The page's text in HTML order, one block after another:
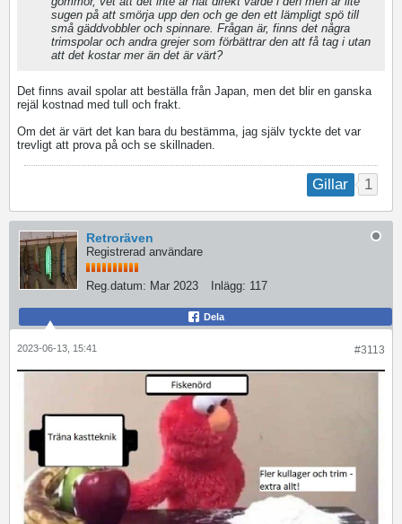
sugen på att smörja upp den och ge den ett lämpligt spö till
små gäddvobbler och spinnare. Frågan är, finns det några
trimspolar och andra grejer som förbättrar den att få tag i utan
att det kostar mer än det är värt?
Det finns avail spolar att beställa från Japan, men det blir en ganska
rejäl kostnad med tull och frakt.
Om det är värt det kan bara du bestämma, jag själv tyckte det var
trevligt att prova på och se skillnaden.
Gillar 1
Retroräven
Registrerad användare
Reg.datum: Mar 2023 Inlägg: 117
Dela
#3113
2023-06-13, 15:41